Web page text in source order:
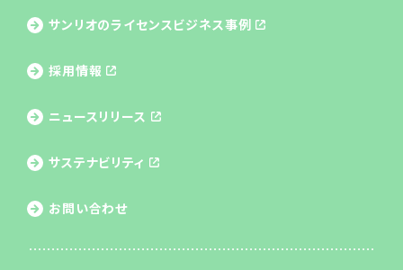
サンリオのライセンスビジネス事例
採用情報
ニュースリリース
サステナビリティ
お問い合わせ